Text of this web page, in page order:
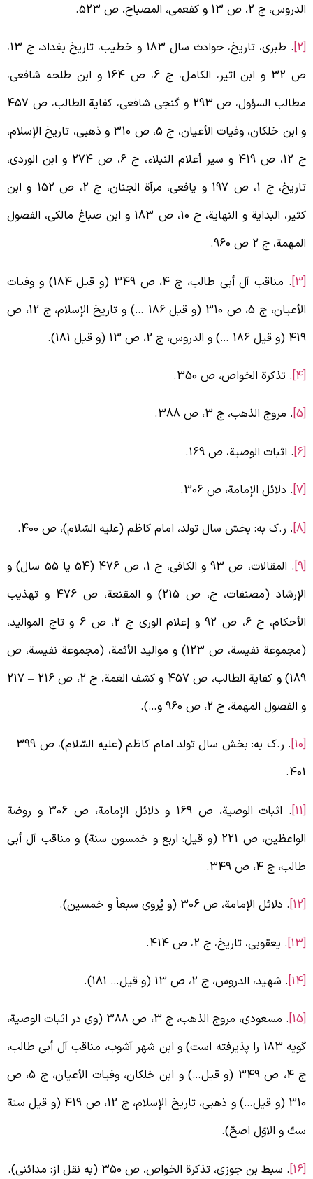
ج 2، ص 13 و کفعمی، المصباح، ص 523.
. طبری، تاریخ، حوادث سال 183 و خطیب، تاریخ بغداد، ج 13،
ص 32 و ابن اثیر، الکامل، ج 6، ص 164 و ابن طلحه شافعی،
مطالب السؤول، ص 293 و گنجی شافعی، کفایة الطالب، ص 457
و ابن خلکان، وفیات الأعیان، ج 5، ص 310 و ذهبی، تاریخ الإسلام،
ج 12، ص 419 و سیر أعلام النبلاء، ج 6، ص 274 و ابن الوردی،
تاریخ، ج 1، ص 197 و یافعی، مرآة الجنان، ج 2، ص 152 و ابن
کثیر، البدایة و النهایة، ج 10، ص 183 و ابن صباغ مالکی، الفصول
ج 2 ص 960.
. مناقب آل أبی طالب، ج 4، ص 349 (و قیل 184) و وفیات
الأعیان، ج 5، ص 310 (و قیل 186 …) و تاریخ الإسلام، ج 12، ص
…) و الدروس، ج 2، ص 13 (و قیل 181).
. تذکرة الخواص، ص 350.
. مروج الذهب، ج 3، ص 388.
. اثبات الوصیة، ص 169.
. دلائل الإمامة، ص 306.
. ر.ک به: بخش سال تولد، امام کاظم (علیه السّلام)، ص 400.
. المقالات، ص 93 و الکافی، ج 1، ص 476 (54 یا 55 سال) و
(مصنفات، ج
، ص 215) و المقنعة، ص 476 و تهذیب
الأحکام، ج 6، ص 92 و إعلام الوری ج 2، ص 6 و تاج الموالید،
(مجموعة نفیسة، ص 123) و موالید الأئمة، (مجموعة نفیسة، ص
ص 457 و کشف الغمة، ج 2، ص 216
–
217
الفصول المهمة، ج 2، ص 960 و…).
. ر.ک به: بخش سال تولد امام کاظم (علیه السّلام)، ص 399
–
. اثبات الوصیة، ص 169 و دلائل الإمامة، ص 306 و روضة
الواعظین، ص 221 (و قیل: اربع و خمسون سنة) و مناقب آل أبی
ج 4، ص 349.
. دلائل الإمامة، ص 306 (و یُروی سبعاً و خمسین).
. یعقوبی، تاریخ، ج 2، ص 414.
. شهید، الدروس، ج 2، ص 13 (و قیل… 181).
. مسعودی، مروج الذهب، ج 3، ص 388 (وی در اثبات الوصیة،
گویه 183 را پذیرفته است) و ابن شهر آشوب، مناقب آل أبی طالب،
ج 4، ص 349 (و قیل…) و ابن خلکان، وفیات الأعیان، ج 5، ص
310 (و قیل…) و ذهبی، تاریخ الإسلام، ج 12، ص 419 (و قیل سنة
و الاوّل اصحّ).
. سبط بن جوزی، تذکرة الخواص، ص 350 (به نقل از: مدائنی).